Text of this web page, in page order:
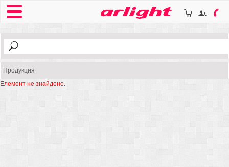
Продукция
Елемент не знайдено.